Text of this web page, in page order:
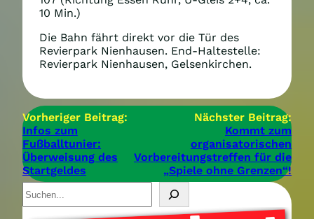
10 Min.)
Die Bahn fährt direkt vor die Tür des
Revierpark Nienhausen. End-Haltestelle:
Revierpark Nienhausen, Gelsenkirchen.
Vorheriger Beitrag:
Infos zum
Fußballtunier:
Überweisung des
Startgeldes
Nächster Beitrag:
Kommt zum
organisatorischen
Vorbereitungstreffen für die
„Spiele ohne Grenzen“!
S
u